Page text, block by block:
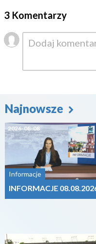
3 Komentarzy
Najnowsze
2026-08-08
Informacje
INFORMACJE
2026-08-07